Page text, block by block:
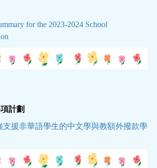
for the 2023-2024 School
計劃
支援非華語學生的中文學與教額外撥款學